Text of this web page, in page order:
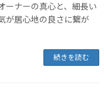
ーナーの真心と、細長い
が居心地の良さに繋が
続きを読む